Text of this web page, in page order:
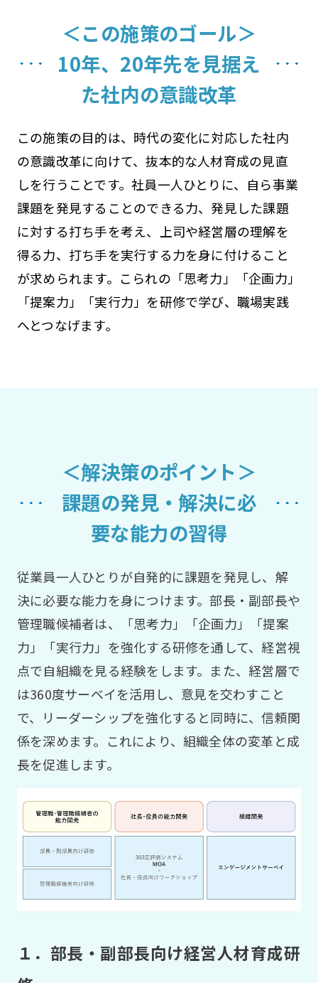
＜この施策のゴール＞
10年、20年先を見据え
た社内の意識改革
この施策の目的は、時代の変化に対応した社内
の意識改革に向けて、抜本的な人材育成の見直
しを行うことです。社員一人ひとりに、自ら事業
課題を発見することのできる力、発見した課題
に対する打ち手を考え、上司や経営層の理解を
得る力、打ち手を実行する力を身に付けること
が求められます。こられの「思考力」「企画力」
「提案力」「実行力」を研修で学び、職場実践
へとつなげます。
＜解決策のポイント＞
課題の発見・解決に必
要な能力の習得
従業員一人ひとりが自発的に課題を発見し、解
決に必要な能力を身につけます。部長・副部長や
管理職候補者は、「思考力」「企画力」「提案
力」「実行力」を強化する研修を通して、経営視
点で自組織を見る経験をします。また、経営層で
は360度サーベイを活用し、意見を交わすこと
で、リーダーシップを強化すると同時に、信頼関
係を深めます。これにより、組織全体の変革と成
長を促進します。
１．部長・副部長向け経営人材育成研